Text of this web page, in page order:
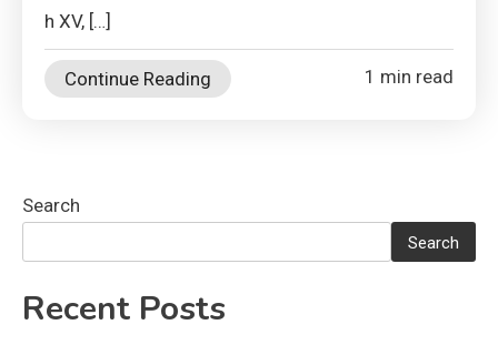
h XV, […]
Continue Reading 1 min read
Search
Search
Recent Posts